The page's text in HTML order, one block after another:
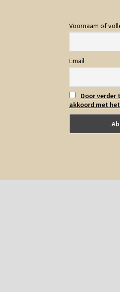
Voornaam of
Email
Door verder
akkoord met